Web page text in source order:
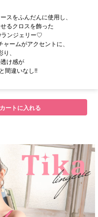
スをふんだんに使用し、
るクロスを飾った
ランジェリー♡
ームがアクセントに、
、
け感が
間違いなし!!
ートに入れる